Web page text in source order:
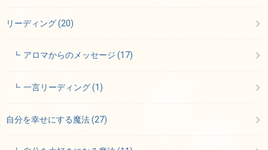
リーディング(20)
アロマからのメッセージ(17)
一言リーディング(1)
自分を幸せにする魔法(27)